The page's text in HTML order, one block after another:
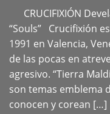
CRUCIFIXIÓN
“Souls” Crucifixión
1991 en Valencia,
de las pocas en
agresivo. “Tierra
son temas emblema
conocen y corean […]